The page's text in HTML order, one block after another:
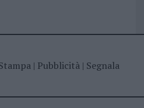
| Pubblicità| Segnala